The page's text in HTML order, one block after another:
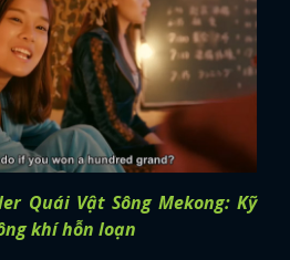
Quái Vật Sông Mekong: Kỹ
khí hỗn loạn